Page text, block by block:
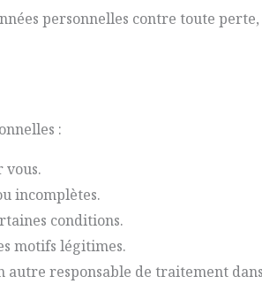
personnelles contre toute perte,
:
vous.
incomplètes.
conditions.
motifs légitimes.
autre responsable de traitement